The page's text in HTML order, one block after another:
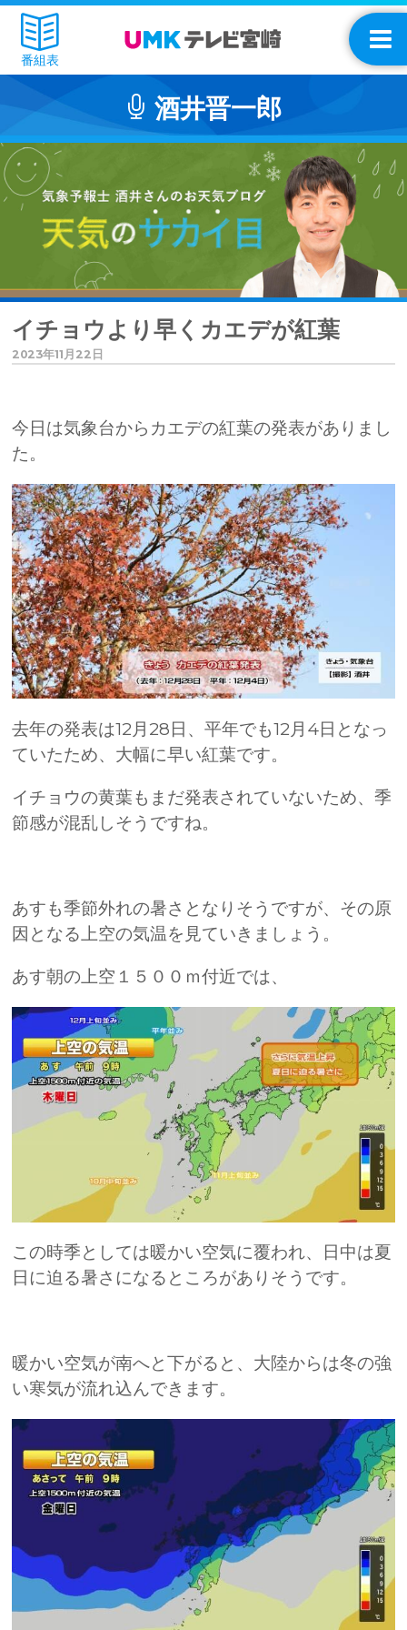
番組表
酒井晋一郎
イチョウより早くカエデが紅葉
2023年11月22日
今日は気象台からカエデの紅葉の発表がありまし
た。
去年の発表は12月28日、平年でも12月4日となっ
ていたため、大幅に早い紅葉です。
イチョウの黄葉もまだ発表されていないため、季
節感が混乱しそうですね。
あすも季節外れの暑さとなりそうですが、その原
因となる上空の気温を見ていきましょう。
あす朝の上空１５００ｍ付近では、
この時季としては暖かい空気に覆われ、日中は夏
日に迫る暑さになるところがありそうです。
暖かい空気が南へと下がると、大陸からは冬の強
い寒気が流れ込んできます。